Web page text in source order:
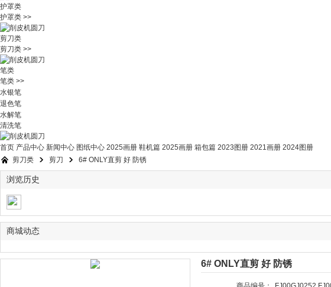
护罩类
护罩类 >>
剪刀类
剪刀类 >>
笔类
笔类 >>
水银笔
退色笔
水解笔
清洗笔
首页 产品中心 新闻中心 图纸中心 2025画册 鞋机篇 2025画册 箱包篇 2023图册 2021画册 2024图册
剪刀类
剪刀 6# ONLY直剪 好 防锈
浏览历史
商城动态
6# ONLY直剪 好 防锈